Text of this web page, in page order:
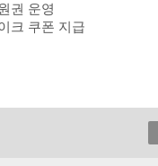
권 운영
크 쿠폰 지급